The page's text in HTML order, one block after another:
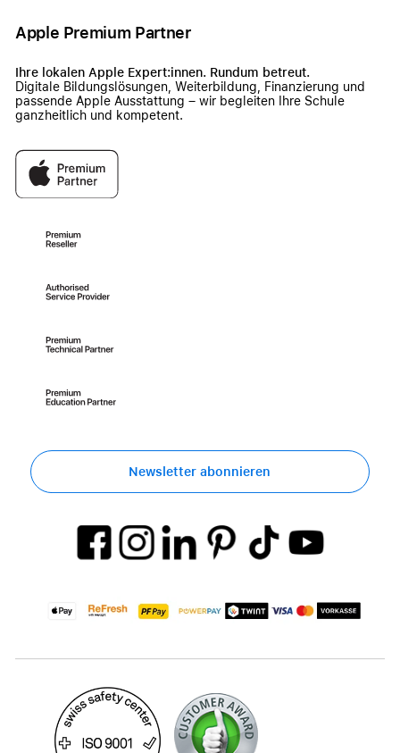
Apple Premium Partner
Ihre lokalen Apple Expert:innen. Rundum betreut.
Digitale Bildungslösungen, Weiterbildung, Finanzierung und
passende Apple Ausstattung – wir begleiten Ihre Schule
ganzheitlich und kompetent.
Newsletter abonnieren